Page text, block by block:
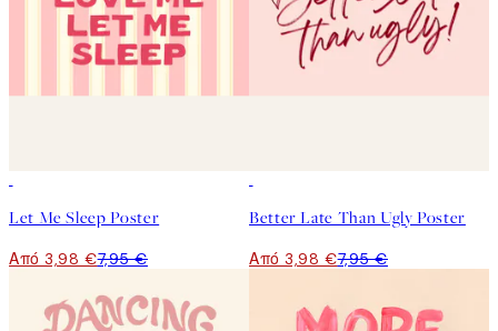
Let Me Sleep Poster
Από 3,98 €7,95 €
Better Late Than Ugly Poster
Από 3,98 €7,95 €